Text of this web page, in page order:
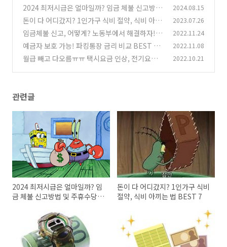
2024 최저시급은 얼마일까? 임금 체불 신고방법
및 주휴수당 지급조건 (0)
2024.08.15
돈이 다 어디갔지? 1인가구 식비 절약, 식비 아끼
는 법 BEST 7
(0)
2023.07.26
임금체불 신고, 어떻게? 노동부에서 해결하자!
(0)
2022.11.24
예금자 보호 가능! 파킹통장 금리 비교 BEST 5
(0)
2022.11.08
월급 빼고 다오름ㅠㅠ 택시요금 인상, 전기요금
2022.10.21
관련글
2024 최저시급은 얼마일까? 임
금 체불 신고방법 및 주휴수당
돈이 다 어디갔지? 1인가구 식비
절약, 식비 아끼는 법 BEST 7